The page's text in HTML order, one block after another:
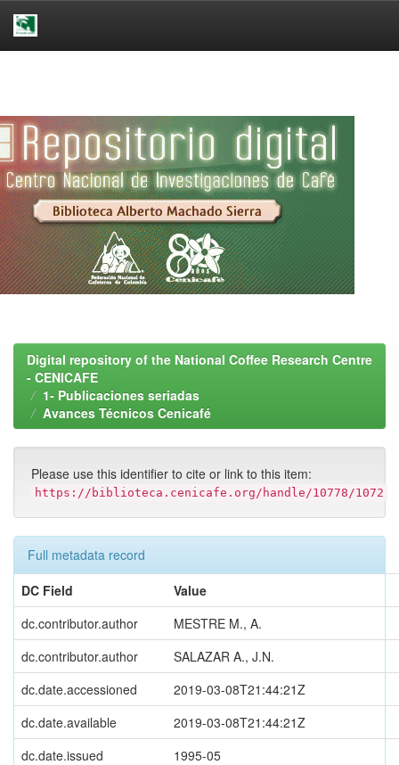
Digital repository of the National Coffee Research Centre
- CENICAFE
1- Publicaciones seriadas
Avances Técnicos Cenicafé
Please use this identifier to cite or link to this item:
https://biblioteca.cenicafe.org/handle/10778/1072
Full metadata record
DC Field
Value
dc.contributor.author
MESTRE M., A.
dc.contributor.author
SALAZAR A., J.N.
dc.date.accessioned
2019-03-08T21:44:21Z
dc.date.available
2019-03-08T21:44:21Z
dc.date.issued
1995-05